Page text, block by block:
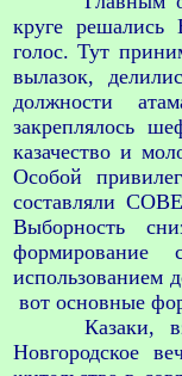
круге решались
голос. Тут
вылазок,
должности
закреплялось
казачество и
Особой
составляли
Выборность
формирование
использованием
вот основные
Казаки,
Новгородское